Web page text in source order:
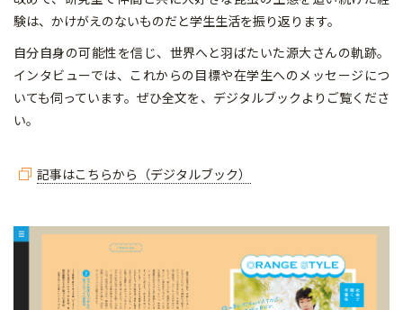
験は、かけがえのないものだと学生生活を振り返ります。
自分自身の可能性を信じ、世界へと羽ばたいた源大さんの軌跡。
インタビューでは、これからの目標や在学生へのメッセージにつ
いても伺っています。ぜひ全文を、デジタルブックよりご覧くださ
い。
記事はこちらから（デジタルブック）